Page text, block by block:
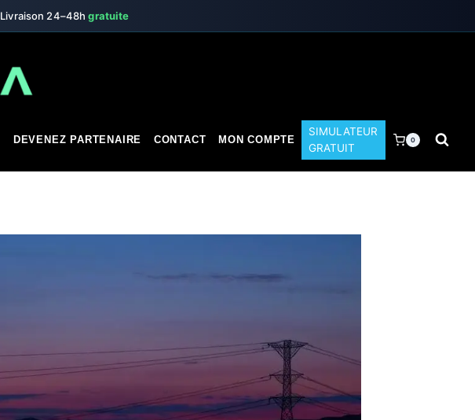
Livraison 24–48hgratuite
DEVENEZ PARTENAIRE CONTACT MON COMPTE
SIMULATEUR
GRATUIT
0